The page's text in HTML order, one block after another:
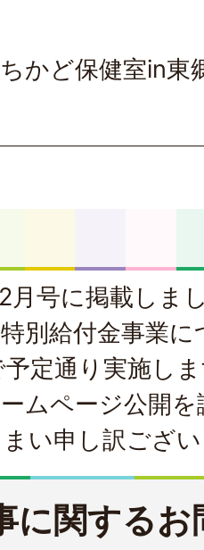
かど保健室in東
月号に掲載しま
別給付金事業
定通り実施し
ムページ公開
い申し訳ござ
に関する